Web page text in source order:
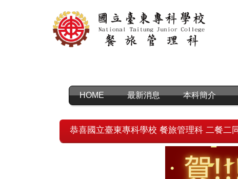
HOME 最新消息 本科簡介
恭喜國立臺東專科學校 餐旅管理科 二餐二